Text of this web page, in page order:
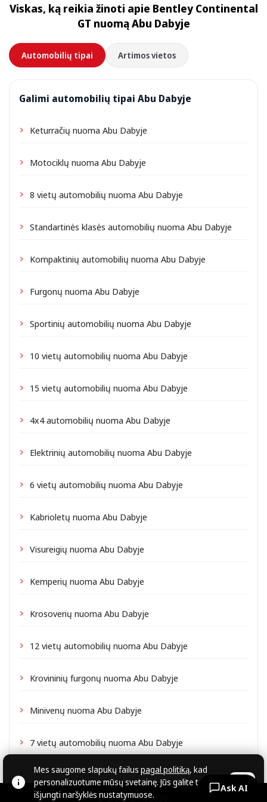
priklausomai nuo vietos gali būti taikomas nedidelis
pristatymo mokestis, visada nurodomas iš anksto.
Viskas, ką reikia žinoti apie Bentley Continental
GT nuomą Abu Dabyje
Automobilių tipai Artimos vietos
Galimi automobilių tipai Abu Dabyje
Keturračių nuoma Abu Dabyje
Motociklų nuoma Abu Dabyje
8 vietų automobilių nuoma Abu Dabyje
Standartinės klasės automobilių nuoma Abu Dabyje
Kompaktinių automobilių nuoma Abu Dabyje
Furgonų nuoma Abu Dabyje
Sportinių automobilių nuoma Abu Dabyje
10 vietų automobilių nuoma Abu Dabyje
15 vietų automobilių nuoma Abu Dabyje
4x4 automobilių nuoma Abu Dabyje
Elektrinių automobilių nuoma Abu Dabyje
6 vietų automobilių nuoma Abu Dabyje
Kabrioletų nuoma Abu Dabyje
Visureigių nuoma Abu Dabyje
Kemperių nuoma Abu Dabyje
Krosoverių nuoma Abu Dabyje
12 vietų automobilių nuoma Abu Dabyje
Krovininių furgonų nuoma Abu Dabyje
Minivenų nuoma Abu Dabyje
7 vietų automobilių nuoma Abu Dabyje
© CARZRENT, 2026.
Mes saugome slapukų failus pagal politiką, kad
personalizuotume mūsų svetainę. Jūs galite tai
išjungti naršyklės nustatymuose.
Ask AI